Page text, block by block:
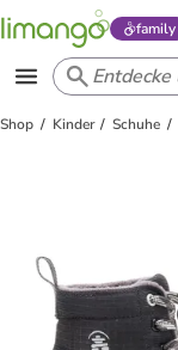
family
Shop Kinder Schuhe